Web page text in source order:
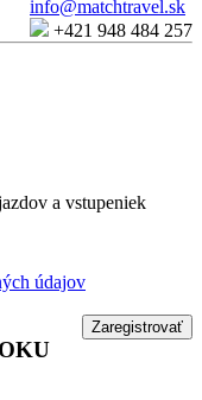
info@matchtravel.sk
+421 948 484 257
a vstupeniek
údajov
Zaregistrovať